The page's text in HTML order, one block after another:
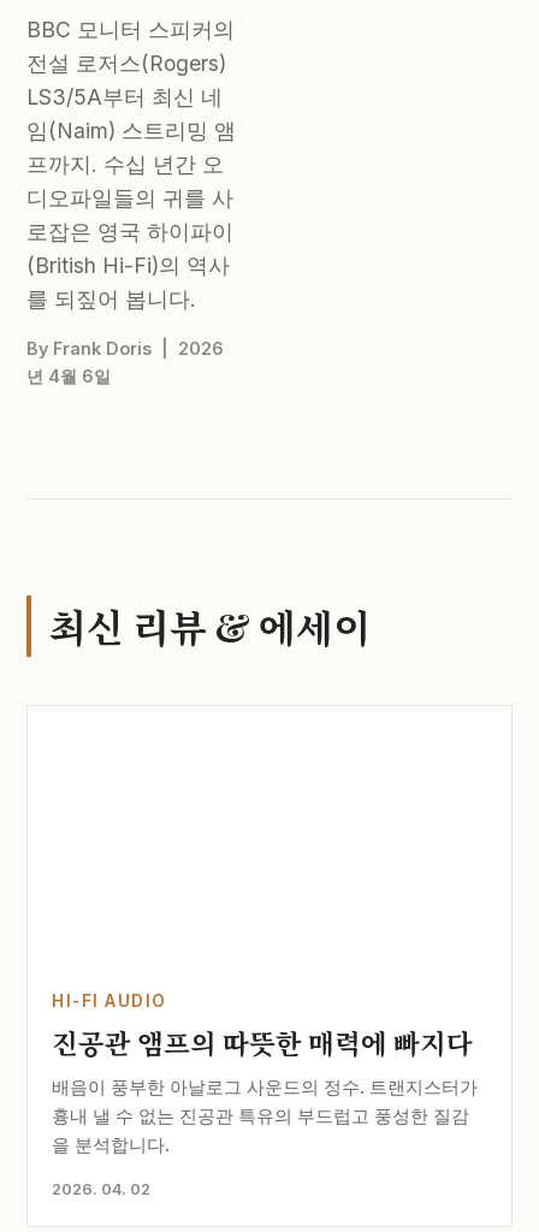
BBC 모니터 스피커의
전설 로저스(Rogers)
LS3/5A부터 최신 네
임(Naim) 스트리밍 앰
프까지. 수십 년간 오
디오파일들의 귀를 사
로잡은 영국 하이파이
(British Hi-Fi)의 역사
를 되짚어 봅니다.
By Frank Doris | 2026
년 4월 6일
최신 리뷰 & 에세이
HI-FI AUDIO
진공관 앰프의 따뜻한 매력에 빠지다
배음이 풍부한 아날로그 사운드의 정수. 트랜지스터가
흉내 낼 수 없는 진공관 특유의 부드럽고 풍성한 질감
을 분석합니다.
2026. 04. 02